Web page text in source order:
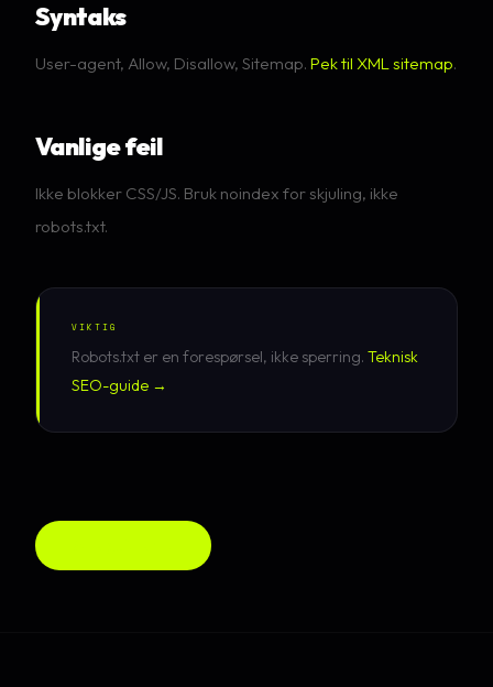
Syntaks
User-agent, Allow, Disallow, Sitemap. Pek til XML sitemap.
Vanlige feil
Ikke blokker CSS/JS. Bruk noindex for skjuling, ikke
robots.txt.
VIKTIG
Robots.txt er en forespørsel, ikke sperring. Teknisk
SEO-guide →